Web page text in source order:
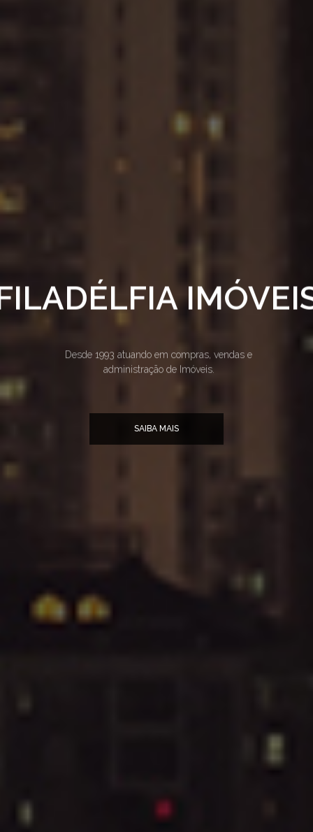
Desde 1993 atuando em compras, vendas e
administração de Imóveis.
SAIBA MAIS